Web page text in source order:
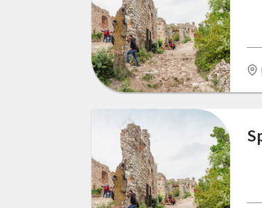
Södermanlands län
Uppsala län
Värmlands län
Västernorrlands län
Västmanlands län
Västra Götalands län
Olofström
Sölvesborg
Tranås
Östersund